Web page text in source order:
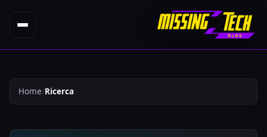
Home Ricerca